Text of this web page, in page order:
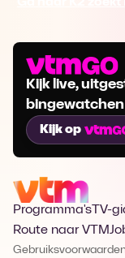
Kijk live,
bingewatchen
Kijk op
Programma's TV-
Route naar VTM